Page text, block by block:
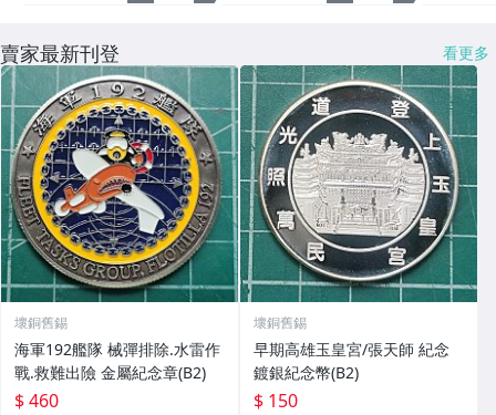
賣家最新刊登 看更多
壞銅舊錫
海軍192艦隊 械彈排除.水雷作
戰.救難出險 金屬紀念章(B2)
$ 460
壞銅舊錫
早期高雄玉皇宮/張天師 紀念
鍍銀紀念幣(B2)
$ 150